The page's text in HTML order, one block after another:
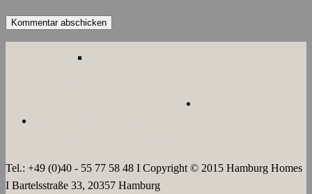
Tel.: +49 (0)40 - 55 77 58 48 I Copyright © 2015 Hamburg Homes
I Bartelsstraße 33, 20357 Hamburg